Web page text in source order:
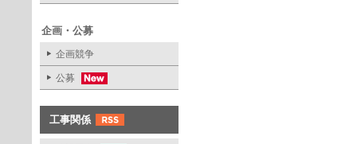
企画・公募
企画競争
公募
工事関係